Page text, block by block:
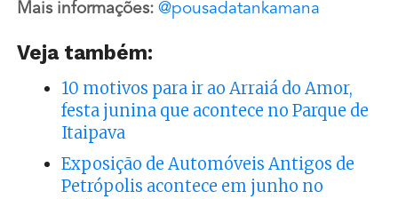
Mais informações: @pousadatankamana
Veja também:
10 motivos para ir ao Arraiá do Amor,
festa junina que acontece no Parque de
Itaipava
Exposição de Automóveis Antigos de
Petrópolis acontece em junho no